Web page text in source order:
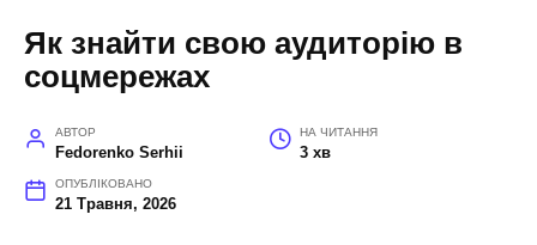
Як знайти свою аудиторію в
соцмережах
АВТОР
Fedorenko Serhii
НА ЧИТАННЯ
3 хв
ОПУБЛІКОВАНО
21 Травня, 2026